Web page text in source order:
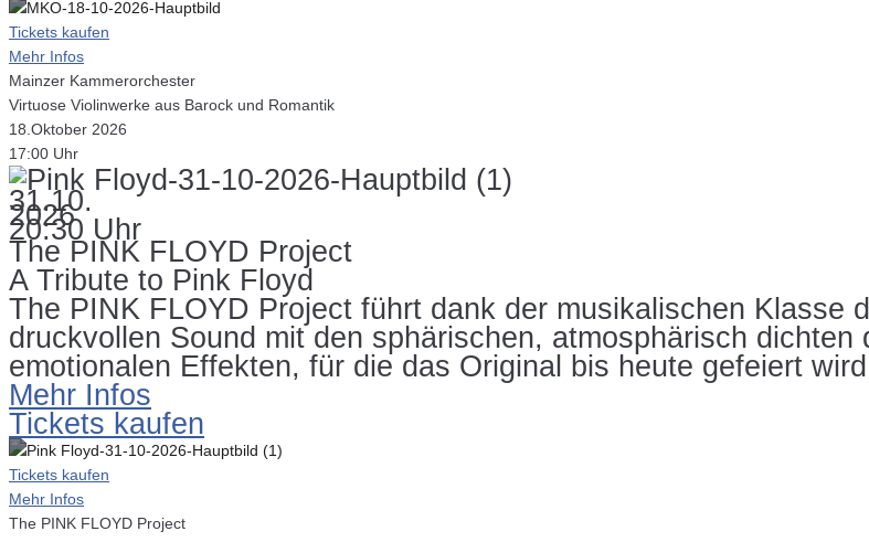
Tickets kaufen
Mehr Infos
Mainzer Kammerorchester
Virtuose Violinwerke aus Barock und Romantik
18.Oktober 2026
17:00 Uhr
31.10.
2026
20:30 Uhr
The PINK FLOYD Project
A Tribute to Pink Floyd
The PINK FLOYD Project führt dank der musikalischen Klasse
druckvollen Sound mit den sphärischen, atmosphärisch
emotionalen Effekten, für die das Original bis heute gefeiert
Mehr Infos
Tickets kaufen
Tickets kaufen
Mehr Infos
The PINK FLOYD Project